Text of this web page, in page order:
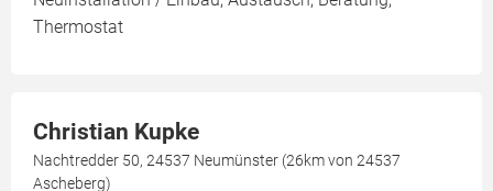
Thermostat
Christian Kupke
Nachtredder 50, 24537 Neumünster (26km von 24537
Ascheberg)